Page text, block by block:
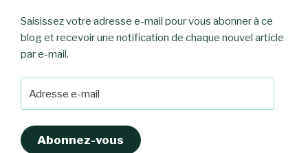
Saisissez votre adresse e-mail pour vous abonner à ce
blog et recevoir une notification de chaque nouvel article
par e-mail.
e-
Abonnez-vous